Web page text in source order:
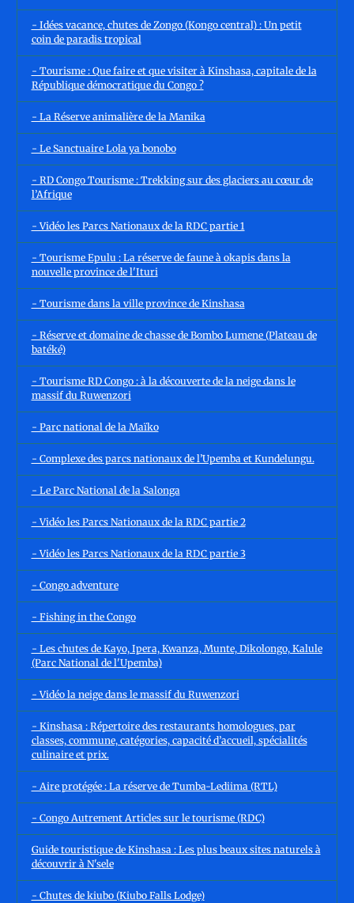
- Idées vacance, chutes de Zongo (Kongo central) : Un petit
coin de paradis tropical
- Tourisme : Que faire et que visiter à Kinshasa, capitale de la
République démocratique du Congo ?
- La Réserve animalière de la Manika
- Le Sanctuaire Lola ya bonobo
- RD Congo Tourisme : Trekking sur des glaciers au cœur de
l’Afrique
- Vidéo les Parcs Nationaux de la RDC partie 1
- Tourisme Epulu : La réserve de faune à okapis dans la
nouvelle province de l'Ituri
- Tourisme dans la ville province de Kinshasa
- Réserve et domaine de chasse de Bombo Lumene (Plateau de
batéké)
- Tourisme RD Congo : à la découverte de la neige dans le
massif du Ruwenzori
- Parc national de la Maïko
- Complexe des parcs nationaux de l’Upemba et Kundelungu.
- Le Parc National de la Salonga
- Vidéo les Parcs Nationaux de la RDC partie 2
- Vidéo les Parcs Nationaux de la RDC partie 3
- Congo adventure
- Fishing in the Congo
- Les chutes de Kayo, Ipera, Kwanza, Munte, Dikolongo, Kalule
(Parc National de l'Upemba)
- Vidéo la neige dans le massif du Ruwenzori
- Kinshasa : Répertoire des restaurants homologues, par
classes, commune, catégories, capacité d’accueil, spécialités
culinaire et prix.
- Aire protégée : La réserve de Tumba-Lediima (RTL)
- Congo Autrement Articles sur le tourisme (RDC)
Guide touristique de Kinshasa : Les plus beaux sites naturels à
découvrir à N'sele
- Chutes de kiubo (Kiubo Falls Lodge)